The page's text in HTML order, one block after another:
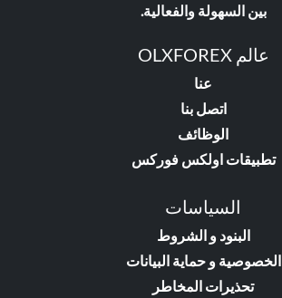
بين السهولة والفعالية.
عالم OLXFOREX
عنا
اتصل بنا
الوظائف
تطبيقات اولكس فوركس
السياسات
البنود و الشروط
الخصوصية و حماية البيانات
تحذيرات المخاطر